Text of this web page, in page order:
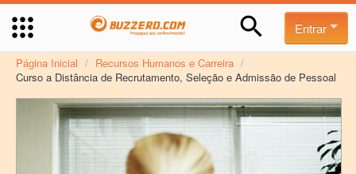
Entrar
Página Inicial / Recursos Humanos e Carreira /
Curso a Distância de Recrutamento, Seleção e Admissão de Pessoal